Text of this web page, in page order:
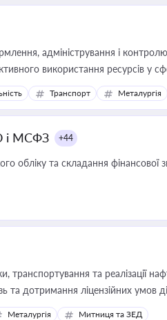
адміністрування і
використання ресурсів у
Транспорт Металургія
і МСФЗ +44
обліку та складання фінансової
транспортування та реалізації
та дотримання ліцензійних умов
Металургія Митниця та ЗЕД